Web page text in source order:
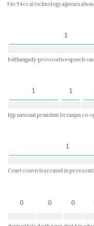
94c94ccai technologyajjavaraalwas
1
belthangady-provocative-speech-
1
bjp national president
1
bt ranjanco-
1
Court convicts accused in
0 0 0